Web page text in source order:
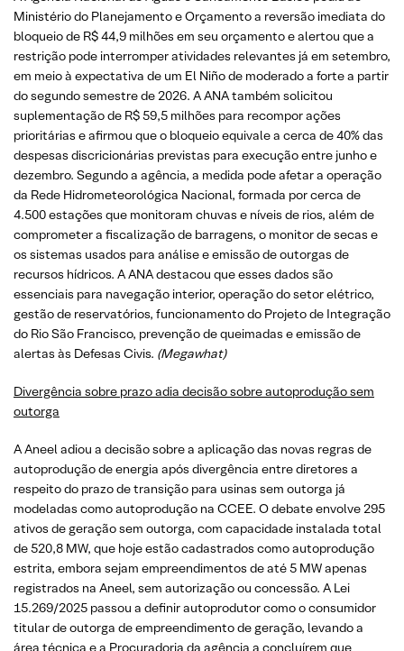
Ministério do Planejamento e Orçamento a reversão imediata do
bloqueio de R$ 44,9 milhões em seu orçamento e alertou que a
restrição pode interromper atividades relevantes já em setembro,
em meio à expectativa de um El Niño de moderado a forte a partir
do segundo semestre de 2026. A ANA também solicitou
suplementação de R$ 59,5 milhões para recompor ações
prioritárias e afirmou que o bloqueio equivale a cerca de 40% das
despesas discricionárias previstas para execução entre junho e
dezembro. Segundo a agência, a medida pode afetar a operação
da Rede Hidrometeorológica Nacional, formada por cerca de
4.500 estações que monitoram chuvas e níveis de rios, além de
comprometer a fiscalização de barragens, o monitor de secas e
os sistemas usados para análise e emissão de outorgas de
recursos hídricos. A ANA destacou que esses dados são
essenciais para navegação interior, operação do setor elétrico,
gestão de reservatórios, funcionamento do Projeto de Integração
do Rio São Francisco, prevenção de queimadas e emissão de
alertas às Defesas Civis. (Megawhat)
Divergência sobre prazo adia decisão sobre autoprodução sem
outorga
A Aneel adiou a decisão sobre a aplicação das novas regras de
autoprodução de energia após divergência entre diretores a
respeito do prazo de transição para usinas sem outorga já
modeladas como autoprodução na CCEE. O debate envolve 295
ativos de geração sem outorga, com capacidade instalada total
de 520,8 MW, que hoje estão cadastrados como autoprodução
estrita, embora sejam empreendimentos de até 5 MW apenas
registrados na Aneel, sem autorização ou concessão. A Lei
15.269/2025 passou a definir autoprodutor como o consumidor
titular de outorga de empreendimento de geração, levando a
área técnica e a Procuradoria da agência a concluírem que